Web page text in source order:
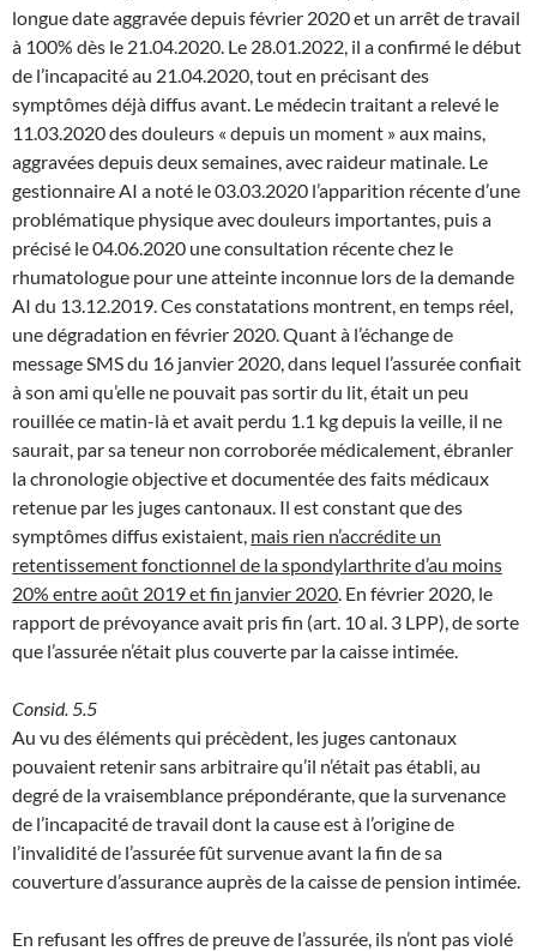
longue date aggravée depuis février 2020 et un arrêt de travail
à 100% dès le 21.04.2020. Le 28.01.2022, il a confirmé le début
de l’incapacité au 21.04.2020, tout en précisant des
symptômes déjà diffus avant. Le médecin traitant a relevé le
11.03.2020 des douleurs « depuis un moment » aux mains,
aggravées depuis deux semaines, avec raideur matinale. Le
gestionnaire AI a noté le 03.03.2020 l’apparition récente d’une
problématique physique avec douleurs importantes, puis a
précisé le 04.06.2020 une consultation récente chez le
rhumatologue pour une atteinte inconnue lors de la demande
AI du 13.12.2019. Ces constatations montrent, en temps réel,
une dégradation en février 2020. Quant à l’échange de
message SMS du 16 janvier 2020, dans lequel l’assurée confiait
à son ami qu’elle ne pouvait pas sortir du lit, était un peu
rouillée ce matin-là et avait perdu 1.1 kg depuis la veille, il ne
saurait, par sa teneur non corroborée médicalement, ébranler
la chronologie objective et documentée des faits médicaux
retenue par les juges cantonaux. Il est constant que des
symptômes diffus existaient, mais rien n’accrédite un
retentissement fonctionnel de la spondylarthrite d’au moins
20% entre août 2019 et fin janvier 2020 . En février 2020, le
rapport de prévoyance avait pris fin (art. 10 al. 3 LPP), de sorte
que l’assurée n’était plus couverte par la caisse intimée.
Consid. 5.5
Au vu des éléments qui précèdent, les juges cantonaux
pouvaient retenir sans arbitraire qu’il n’était pas établi, au
degré de la vraisemblance prépondérante, que la survenance
de l’incapacité de travail dont la cause est à l’origine de
l’invalidité de l’assurée fût survenue avant la fin de sa
couverture d’assurance auprès de la caisse de pension intimée.
En refusant les offres de preuve de l’assurée, ils n’ont pas violé